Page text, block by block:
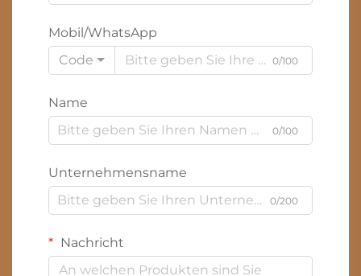
Mobil/WhatsApp
Code
0/100
Name
0/100
Unternehmensname
0/200
Nachricht